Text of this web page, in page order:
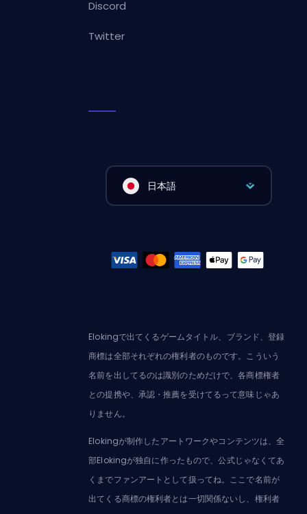
Discord
Twitter
日本語
Elokingで出てくるゲームタイトル、ブランド、登録
商標は全部それぞれの権利者のものです。こういう
名前を出してるのは識別のためだけで、各商標権者
との提携や、承認・推薦を受けてるって意味じゃあ
りません。
Elokingが制作したアートワークやコンテンツは、全
部Elokingが独自に作ったもので、公式じゃなくてあ
くまでファンアートとして扱ってね。ここで名前が
出てくる商標の権利者とは一切関係ないし、権利者